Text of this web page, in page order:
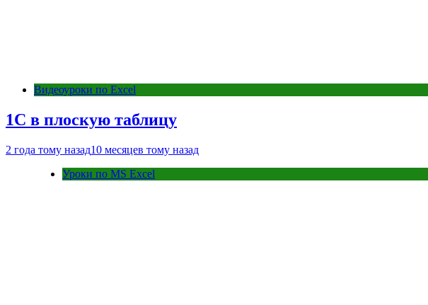
Видеоуроки по Excel
1С в плоскую таблицу
2 года тому назад10 месяцев тому назад
Уроки по MS Excel